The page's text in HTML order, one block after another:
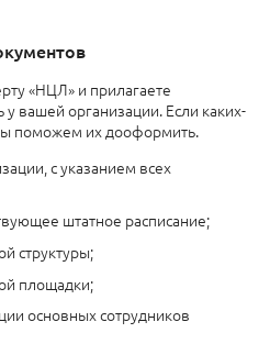
«НЦЛ» и прилагаете
вашей организации. Если каких-
поможем их дооформить.
с указанием всех
штатное расписание;
структуры;
площадки;
основных сотрудников